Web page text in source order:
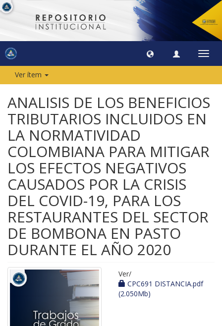
Ver ítem
ANALISIS DE LOS BENEFICIOS
TRIBUTARIOS INCLUIDOS EN
LA NORMATIVIDAD
COLOMBIANA PARA MITIGAR
LOS EFECTOS NEGATIVOS
CAUSADOS POR LA CRISIS
DEL COVID-19, PARA LOS
RESTAURANTES DEL SECTOR
DE BOMBONA EN PASTO
DURANTE EL AÑO 2020
Ver/
CPC691 DISTANCIA.pdf
(2.050Mb)